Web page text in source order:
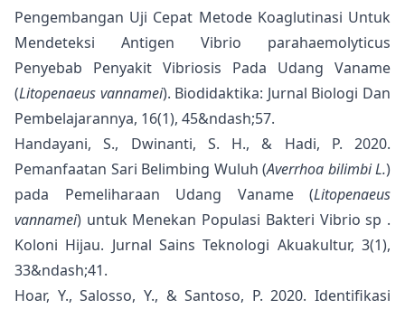
Pengembangan Uji Cepat Metode Koaglutinasi Untuk
Mendeteksi Antigen Vibrio parahaemolyticus
Penyebab Penyakit Vibriosis Pada Udang Vaname
(Litopenaeus vannamei). Biodidaktika: Jurnal Biologi Dan
Pembelajarannya, 16(1), 45&ndash;57.
Handayani, S., Dwinanti, S. H., & Hadi, P. 2020.
Pemanfaatan Sari Belimbing Wuluh (Averrhoa bilimbi L.)
pada Pemeliharaan Udang Vaname (Litopenaeus
vannamei) untuk Menekan Populasi Bakteri Vibrio sp .
Koloni Hijau. Jurnal Sains Teknologi Akuakultur, 3(1),
33&ndash;41.
Hoar, Y., Salosso, Y., & Santoso, P. 2020. Identifikasi